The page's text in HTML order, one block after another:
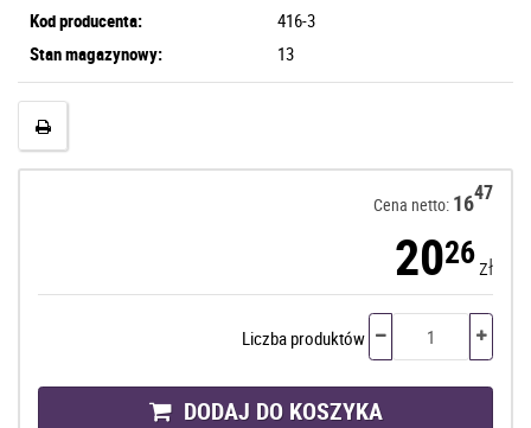
Kod producenta:
416-3
Stan magazynowy:
13
Cena netto: 1647
2026zł
Liczba produktów
DODAJ DO KOSZYKA